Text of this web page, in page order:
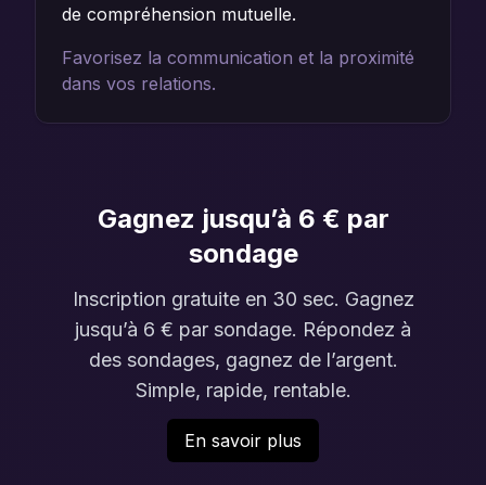
de compréhension mutuelle.
Favorisez la communication et la proximité
dans vos relations.
Gagnez jusqu’à 6 € par
sondage
Inscription gratuite en 30 sec. Gagnez
jusqu’à 6 € par sondage. Répondez à
des sondages, gagnez de l’argent.
Simple, rapide, rentable.
En savoir plus